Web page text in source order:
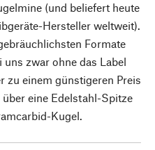
(und beliefert heute
Hersteller weltweit).
Formate
zwar ohne das Label
zu einem günstigeren Preis
eine Edelstahl-Spitze
Kugel.